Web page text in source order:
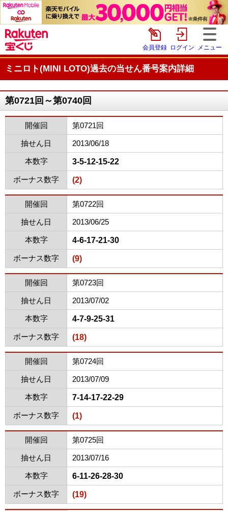
会員登録 ログイン メニュー
ミニロト(MINI LOTO)過去の当せん番号案内詳細
第0721回～第0740回
開催回 第0721回
抽せん日 2013/06/18
本数字 3-5-12-15-22
ボーナス数字 (2)
開催回 第0722回
抽せん日 2013/06/25
本数字 4-6-17-21-30
ボーナス数字 (9)
開催回 第0723回
抽せん日 2013/07/02
本数字 4-7-9-25-31
ボーナス数字 (18)
開催回 第0724回
抽せん日 2013/07/09
本数字 7-14-17-22-29
ボーナス数字 (1)
開催回 第0725回
抽せん日 2013/07/16
本数字 6-11-26-28-30
ボーナス数字 (19)